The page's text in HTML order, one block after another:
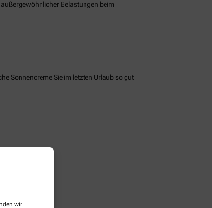
wir
Belastungen beim
Sonnencreme Sie im letzten Urlaub so gut